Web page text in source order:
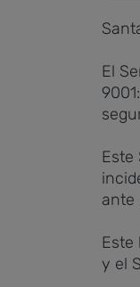
El
Este
ante
Este
y el